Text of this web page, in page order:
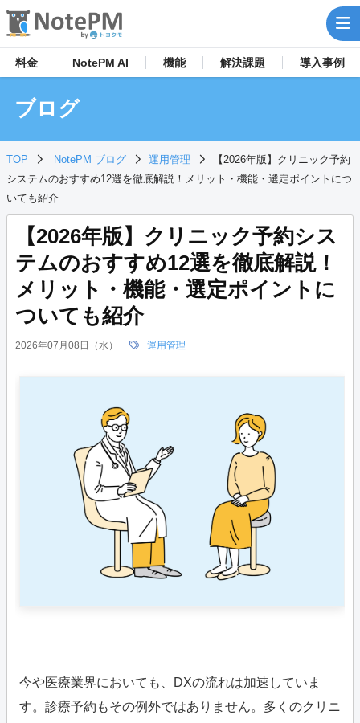
料金 NotePM AI 機能 解決課題 導入事例
ブログ
TOP NotePM ブログ 運用管理
【2026年版】クリニック予約
システムのおすすめ12選を徹底解説！メリット・機能・選定ポイントにつ
いても紹介
【2026年版】クリニック予約シス
テムのおすすめ12選を徹底解説！
メリット・機能・選定ポイントに
ついても紹介
2026年07月08日（水） 運用管理
今や医療業界においても、DXの流れは加速していま
す。診療予約もその例外ではありません。多くのクリニ